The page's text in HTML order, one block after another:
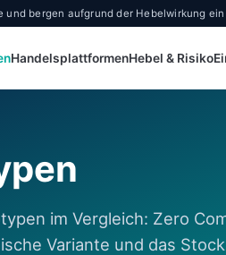
und bergen aufgrund der Hebelwirkung
HandelsplattformenHebel & Risiko
im Vergleich: Zero
Variante und das